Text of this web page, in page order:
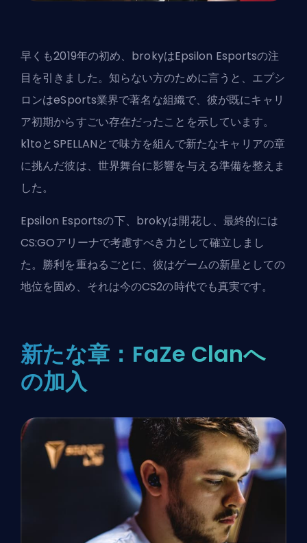
早くも2019年の初め、brokyはEpsilon Esportsの注
目を引きました。知らない方のために言うと、エプシ
ロンはeSports業界で著名な組織で、彼が既にキャリ
ア初期からすごい存在だったことを示しています。
k1toとSPELLANとで味方を組んで新たなキャリアの章
に挑んだ彼は、世界舞台に影響を与える準備を整えま
した。
Epsilon Esportsの下、brokyは開花し、最終的には
CS:GOアリーナで考慮すべき力として確立しまし
た。勝利を重ねるごとに、彼はゲームの新星としての
地位を固め、それは今のCS2の時代でも真実です。
新たな章：FaZe Clanへ
の加入